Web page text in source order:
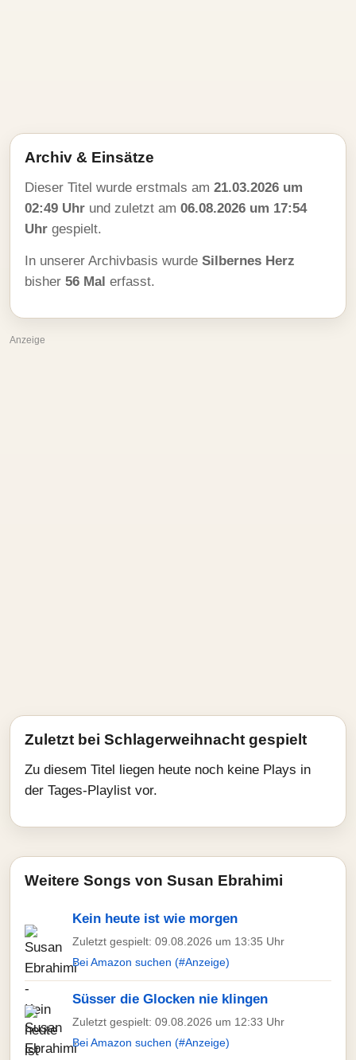
Archiv & Einsätze
Dieser Titel wurde erstmals am 21.03.2026 um
02:49 Uhr und zuletzt am 06.08.2026 um 17:54
Uhr gespielt.
In unserer Archivbasis wurde Silbernes Herz
bisher 56 Mal erfasst.
Anzeige
Zuletzt bei Schlagerweihnacht gespielt
Zu diesem Titel liegen heute noch keine Plays in
der Tages-Playlist vor.
Weitere Songs von Susan Ebrahimi
Kein heute ist wie morgen
Zuletzt gespielt: 09.08.2026 um 13:35 Uhr
Bei Amazon suchen (#Anzeige)
Süsser die Glocken nie klingen
Zuletzt gespielt: 09.08.2026 um 12:33 Uhr
Bei Amazon suchen (#Anzeige)